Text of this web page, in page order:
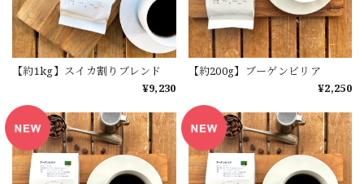
【約1kg】スイカ割りブレンド
¥9,230
【約200g】ブーゲンビリア
¥2,250